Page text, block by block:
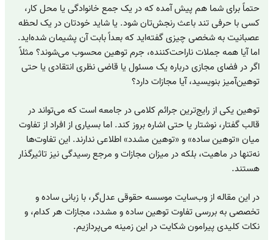
حتماً برای شما هم پیش آمده که در یک جمع خانوادگی یا محل کار،
کسی با حرفی تند باعث رنجش‌تان شود. یا شاید خودتان در یک لحظه
عصبانیت به شخصی چیزی گفته‌اید که بعداً بابت آن پشیمان شده‌اید.
اما آیا همه جملات ناراحت‌کننده، جرم توهین محسوب می‌شوند؟ مثلاً
اگر در فضای مجازی درباره یک مسئول یا قاضی نظری انتقادی یا حتی
توهین‌آمیز بنویسید، آیا مجازات دارد؟
توهین یکی از رایج‌ترین جرائم کلامی در جامعه است که می‌تواند در
قالب گفتار، نوشتار یا حتی اشاره بروز کند. اما بسیاری از افراد از تفاوت
میان «توهین ساده» و «توهین مشدد» اطلاعی ندارند. این تفاوت‌ها
نه‌تنها در ماهیت، بلکه در میزان مجازات و مرجع رسیدگی نیز تاثیرگذار
هستند.
در این مقاله از وب‌سایت موسسه حقوقی عدل‌گر، با زبانی ساده و
تخصصی به بررسی تفاوت توهین ساده و مشدد، مجازات هر کدام، و
نکات کلیدی پیرامون شکایت در این زمینه می‌پردازیم.